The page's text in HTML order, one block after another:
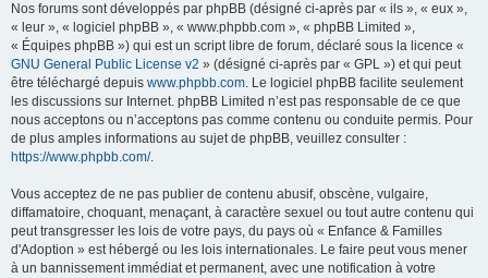
Nos forums sont développés par phpBB (désigné ci-après par « ils », « eux »,
« leur », « logiciel phpBB », « www.phpbb.com », « phpBB Limited »,
« Équipes phpBB ») qui est un script libre de forum, déclaré sous la licence «
GNU General Public License v2 » (désigné ci-après par « GPL ») et qui peut
être téléchargé depuis www.phpbb.com. Le logiciel phpBB facilite seulement
les discussions sur Internet. phpBB Limited n’est pas responsable de ce que
nous acceptons ou n’acceptons pas comme contenu ou conduite permis. Pour
de plus amples informations au sujet de phpBB, veuillez consulter :
https://www.phpbb.com/.
Vous acceptez de ne pas publier de contenu abusif, obscène, vulgaire,
diffamatoire, choquant, menaçant, à caractère sexuel ou tout autre contenu qui
peut transgresser les lois de votre pays, du pays où « Enfance & Familles
d'Adoption » est hébergé ou les lois internationales. Le faire peut vous mener
à un bannissement immédiat et permanent, avec une notification à votre